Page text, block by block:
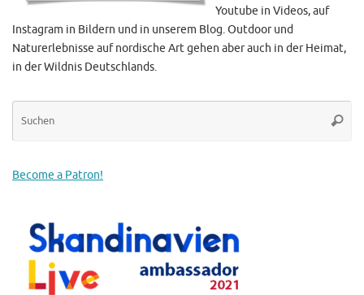
Youtube in Videos, auf
Instagram in Bildern und in unserem Blog. Outdoor und
Naturerlebnisse auf nordische Art gehen aber auch in der Heimat,
in der Wildnis Deutschlands.
Become a Patron!